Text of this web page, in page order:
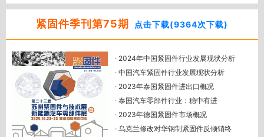
· 伍尔特集团发布2024年上半年业绩
· 墨西哥对华钢制螺杆作出反倾销终裁
· 展后报道：马来西亚机床及金属加工
展，台湾国际扣件展
· 解读奥氏体不锈钢性能及抗腐蚀机理
（下）
· 网带炉淬火的质量控制经验
· 第12版美标《IFI 紧固件标准手册》
紧固件季刊第75期 点击下载(9364次下载)
· 2024年中国紧固件行业发展现状分析
· 中国汽车紧固件行业发展现状分析
· 2023年泰国紧固件进出口概况
· 泰国汽车零部件行业：稳中有进
· 2023年德国紧固件市场概况
· 乌克兰修改对华钢制紧固件反倾销终